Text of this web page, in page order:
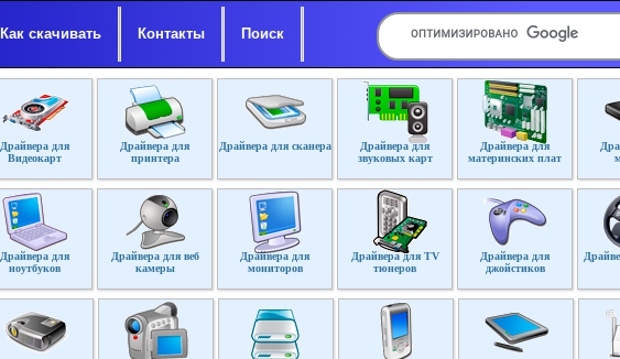
Как скачивать Контакты Поиск
Драйвера для
Видеокарт
Драйвера для
принтера
Драйвера для сканера
Драйвера для
звуковых карт
Драйвера для
материнских плат
Драйвера для
ноутбуков
Драйвера для веб
камеры
Драйвера для
мониторов
Драйвера для TV
тюнеров
Драйвера для
джойстиков